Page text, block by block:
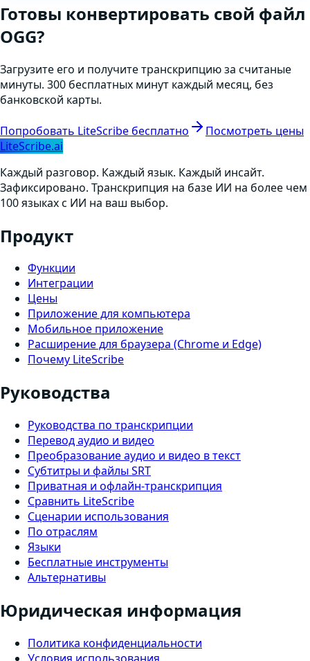
Готовы конвертировать свой файл
OGG?
Загрузите его и получите транскрипцию за считаные
минуты. 300 бесплатных минут каждый месяц, без
банковской карты.
Попробовать LiteScribe бесплатно
Посмотреть цены
LiteScribe.ai
Каждый разговор. Каждый язык. Каждый инсайт.
Зафиксировано. Транскрипция на базе ИИ на более чем
100 языках с ИИ на ваш выбор.
Продукт
Функции
Интеграции
Цены
Приложение для компьютера
Мобильное приложение
Расширение для браузера (Chrome и Edge)
Почему LiteScribe
Руководства
Руководства по транскрипции
Перевод аудио и видео
Преобразование аудио и видео в текст
Субтитры и файлы SRT
Приватная и офлайн-транскрипция
Сравнить LiteScribe
Сценарии использования
По отраслям
Языки
Бесплатные инструменты
Альтернативы
Юридическая информация
Политика конфиденциальности